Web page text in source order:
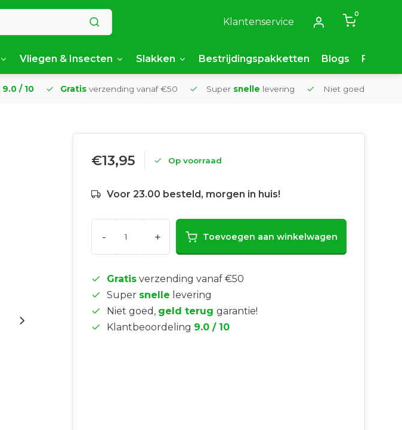
Klantenservice
0
Vliegen & Insecten Slakken Bestrijdingspakketten Blogs FAQ
9.0 / 10 Gratis verzending vanaf €50 Super snelle levering Niet goed,
€13,95 Op voorraad
Voor 23.00 besteld, morgen in huis!
- + Toevoegen aan winkelwagen
Gratis verzending vanaf €50
Super snelle levering
Niet goed, geld terug garantie!
Klantbeoordeling 9.0 / 10